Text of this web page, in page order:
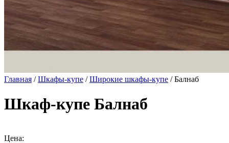
Главная /Шкафы-купе /Широкие шкафы-купе / Балнаб
Шкаф-купе Балнаб
Цена: